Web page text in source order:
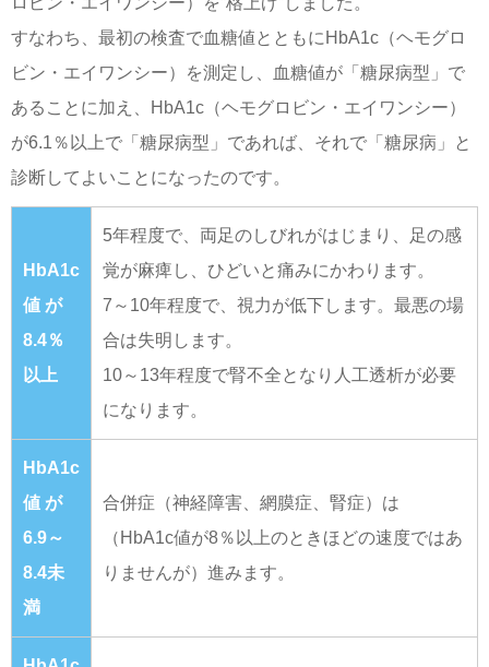
すなわち、最初の検査で血糖値とともにHbA1c（ヘモグロ
ビン・エイワンシー）を測定し、血糖値が「糖尿病型」で
あることに加え、HbA1c（ヘモグロビン・エイワンシー）
が6.1％以上で「糖尿病型」であれば、それで「糖尿病」と
診断してよいことになったのです。
HbA1c
値 が
8.4％
以上
5年程度で、両足のしびれがはじまり、足の感
覚が麻痺し、ひどいと痛みにかわります。
7～10年程度で、視力が低下します。最悪の場
合は失明します。
10～13年程度で腎不全となり人工透析が必要
になります。
HbA1c
値 が
6.9～
8.4未
満
合併症（神経障害、網膜症、腎症）は
（HbA1c値が8％以上のときほどの速度ではあ
りませんが）進みます。